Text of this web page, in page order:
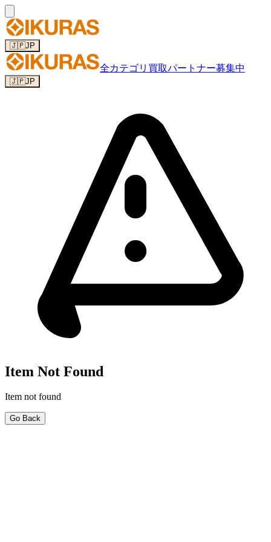
🇯🇵JP
全カテゴリ 買取パートナー募集中
🇯🇵JP
Item Not Found
Item not found
Go Back